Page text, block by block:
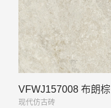
VFWJ157008 布朗棕
现代仿古砖